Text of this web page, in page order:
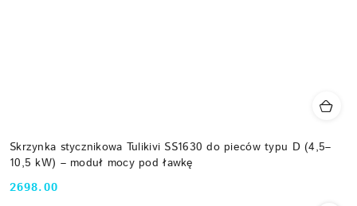
Skrzynka stycznikowa Tulikivi SS1630 do pieców typu D (4,5–
10,5 kW) – moduł mocy pod ławkę
Cena:
2698.00